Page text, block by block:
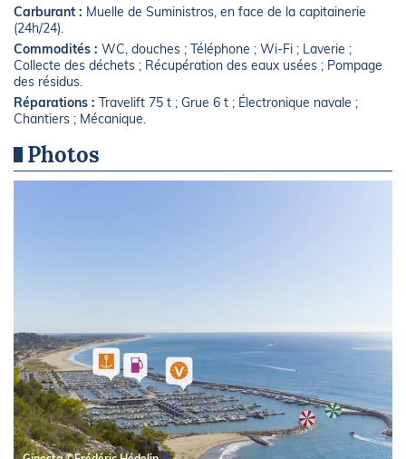
Carburant : Muelle de Suministros, en face de la capitainerie
(24h/24).
Commodités : WC, douches ; Téléphone ; Wi-Fi ; Laverie ;
Collecte des déchets ; Récupération des eaux usées ; Pompage
des résidus.
Réparations : Travelift 75 t ; Grue 6 t ; Électronique navale ;
Chantiers ; Mécanique.
Photos